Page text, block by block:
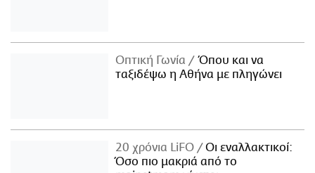
Οπτική Γωνία
Όπου και να
ταξιδέψω η Αθήνα με πληγώνει
20 χρόνια LiFO
Οι εναλλακτικοί:
Όσο πιο μακριά από το